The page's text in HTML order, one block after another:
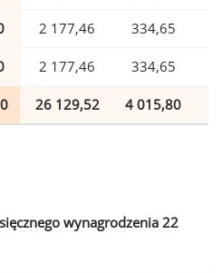
2 177,46 334,65
2 177,46 334,65
26 129,52 4 015,80
wynagrodzenia 22